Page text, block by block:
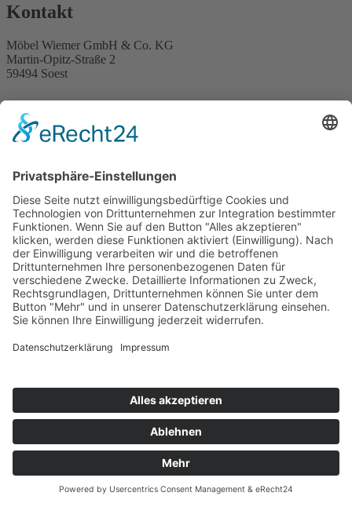
Kontakt
Möbel Wiemer GmbH & Co. KG
Martin-Opitz-Straße 2
59494 Soest
Telefon: 02921 9670-0
Telefax:02921 77011
E-Mail:info@moebel-wiemer.de
Öffnungszeiten
Montag – Freitag 10 – 19 Uhr
Samstag 9 – 18 Uhr
Das Unternehmen
Karriere
Folgen Sie uns
Facebook